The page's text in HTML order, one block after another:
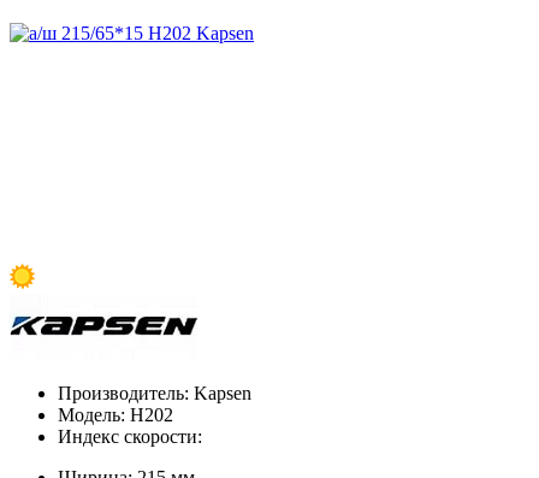
Производитель: Kapsen
Модель: H202
Индекс скорости: